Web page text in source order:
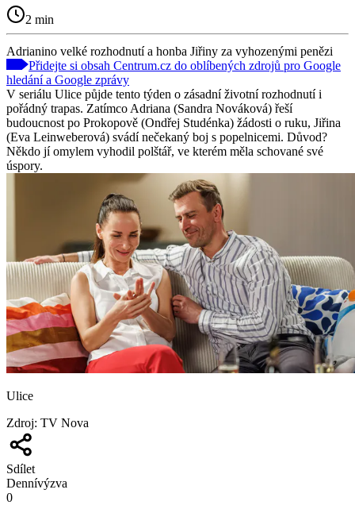
2 min
Adrianino velké rozhodnutí a honba Jiřiny za vyhozenými penězi
Přidejte si obsah Centrum.cz do oblíbených zdrojů pro Google
hledání a Google zprávy
V seriálu Ulice půjde tento týden o zásadní životní rozhodnutí i
pořádný trapas. Zatímco Adriana (Sandra Nováková) řeší
budoucnost po Prokopově (Ondřej Studénka) žádosti o ruku, Jiřina
(Eva Leinweberová) svádí nečekaný boj s popelnicemi. Důvod?
Někdo jí omylem vyhodil polštář, ve kterém měla schované své
úspory.
Ulice
Zdroj: TV Nova
Sdílet
Dennívýzva
0